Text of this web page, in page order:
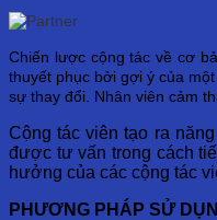
Chiến lược cộng tác về cơ
thuyết phục bởi gợi ý của
sự thay đổi. Nhân viên cảm
Cộng tác viên tạo ra
được tư vấn trong cách
hưởng của các cộng tác
PHƯƠNG PHÁP SỬ